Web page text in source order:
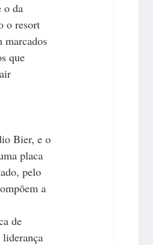
o da
o resort
marcados
que
Bier, e o
placa
pelo
a
de